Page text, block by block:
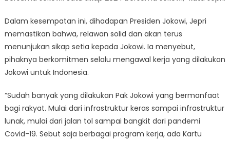
Dalam kesempatan ini, dihadapan Presiden Jokowi, Jepri
memastikan bahwa, relawan solid dan akan terus
menunjukan sikap setia kepada Jokowi. Ia menyebut,
pihaknya berkomitmen selalu mengawal kerja yang dilakukan
Jokowi untuk Indonesia.
“Sudah banyak yang dilakukan Pak Jokowi yang bermanfaat
bagi rakyat. Mulai dari infrastruktur keras sampai infrastruktur
lunak, mulai dari jalan tol sampai bangkit dari pandemi
Covid-19. Sebut saja berbagai program kerja, ada Kartu